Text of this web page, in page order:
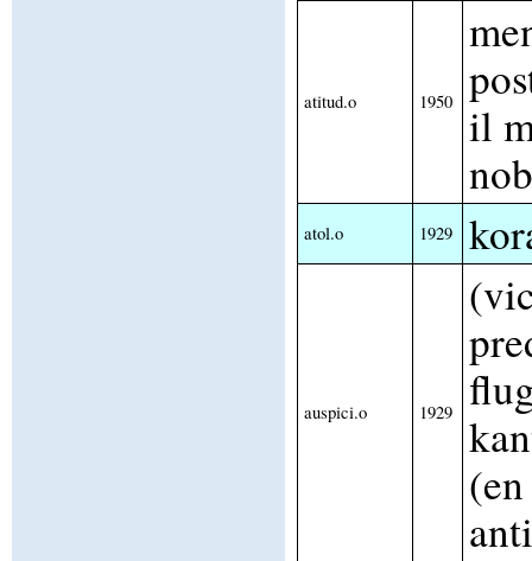
atitud.o 1950
il
atol.o 1929
auspici.o 1929